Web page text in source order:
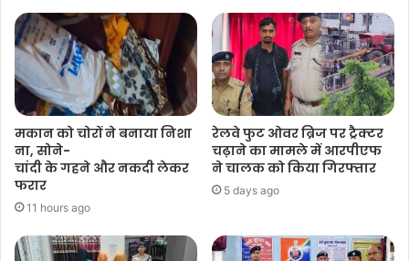
मकान को चोरों ने बनाया निशा
ना, सोने-
चांदी के गहने और नकदी लेकर
फरार
11 hours ago
रेलवे फुट ओवर ब्रिज पर ट्रैक्टर
चढ़ाने का मामले में आरपीएफ
ने चालक को किया गिरफ्तार
5 days ago